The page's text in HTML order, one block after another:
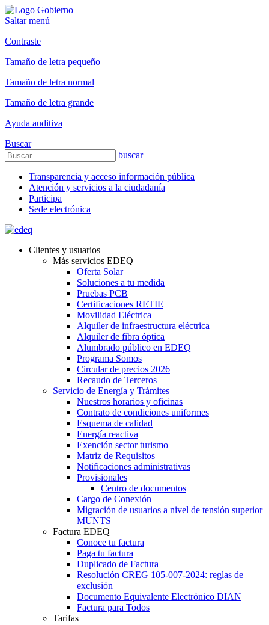
Saltar menú
Contraste
Tamaño de letra pequeño
Tamaño de letra normal
Tamaño de letra grande
Ayuda auditiva
Buscar
buscar
Transparencia y acceso información pública
Atención y servicios a la ciudadanía
Participa
Sede electrónica
Clientes y usuarios
Más servicios EDEQ
Oferta Solar
Soluciones a tu medida
Pruebas PCB
Certificaciones RETIE
Movilidad Eléctrica
Alquiler de infraestructura eléctrica
Alquiler de fibra óptica
Alumbrado público en EDEQ
Programa Somos
Circular de precios 2026
Recaudo de Terceros
Servicio de Energía y Trámites
Nuestros horarios y oficinas
Contrato de condiciones uniformes
Esquema de calidad
Energía reactiva
Exención sector turismo
Matriz de Requisitos
Notificaciones administrativas
Provisionales
Centro de documentos
Cargo de Conexión
Migración de usuarios a nivel de tensión superior
MUNTS
Factura EDEQ
Conoce tu factura
Paga tu factura
Duplicado de Factura
Resolución CREG 105-007-2024: reglas de
exclusión
Documento Equivalente Electrónico DIAN
Factura para Todos
Tarifas